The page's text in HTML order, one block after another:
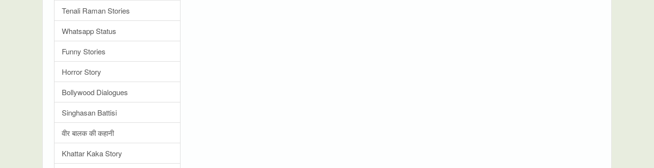
Tenali Raman Stories
Whatsapp Status
Funny Stories
Horror Story
Bollywood Dialogues
Singhasan Battisi
वीर बालक की कहानी
Khattar Kaka Story